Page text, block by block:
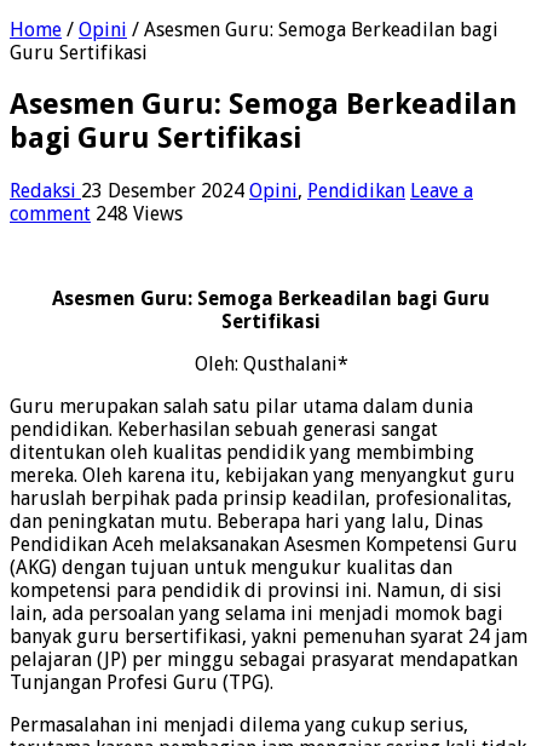
Home / Opini / Asesmen Guru: Semoga Berkeadilan bagi
Guru Sertifikasi
Asesmen Guru: Semoga Berkeadilan
bagi Guru Sertifikasi
Redaksi 23 Desember 2024 Opini, Pendidikan Leave a
comment 248 Views
Asesmen Guru: Semoga Berkeadilan bagi Guru
Sertifikasi
Oleh: Qusthalani*
Guru merupakan salah satu pilar utama dalam dunia
pendidikan. Keberhasilan sebuah generasi sangat
ditentukan oleh kualitas pendidik yang membimbing
mereka. Oleh karena itu, kebijakan yang menyangkut guru
haruslah berpihak pada prinsip keadilan, profesionalitas,
dan peningkatan mutu. Beberapa hari yang lalu, Dinas
Pendidikan Aceh melaksanakan Asesmen Kompetensi Guru
(AKG) dengan tujuan untuk mengukur kualitas dan
kompetensi para pendidik di provinsi ini. Namun, di sisi
lain, ada persoalan yang selama ini menjadi momok bagi
banyak guru bersertifikasi, yakni pemenuhan syarat 24 jam
pelajaran (JP) per minggu sebagai prasyarat mendapatkan
Tunjangan Profesi Guru (TPG).
Permasalahan ini menjadi dilema yang cukup serius,